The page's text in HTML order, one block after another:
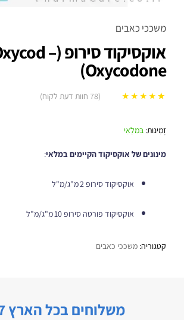
משככי כאבים
אוקסיקוד סירופ (Oxycod –
Oxycodone)
על דירוגים של
לקוחות
78חוות דעת לקוח)
זְמִינוּת:בִּמלַאִי
מינונים של אוקסיקוד הקיימים במלאי:
אוקסיקוד סירופ 2 מ"ג/מ"ל
אוקסיקוד פורטה סירופ 10 מ"ג/מ"ל
קטגוריה:משככי כאבים
משלוחים בכל הארץ 24/7